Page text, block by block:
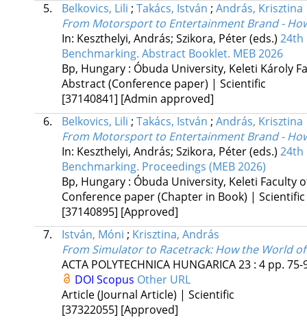
5.
Belkovics, Lili ; Takács, István ; András, Krisztina
From Motorsport to Entertainment Brand -
In: Keszthelyi, András; Szikora, Péter (eds.) 24th
Benchmarking. Abstract Booklet. MEB 2026
Bp, Hungary : Óbuda University, Keleti Károly
Abstract (Conference paper) | Scientific
[37140841] [Admin approved]
6.
Belkovics, Lili ; Takács, István ; András, Krisztina
From Motorsport to Entertainment Brand -
In: Keszthelyi, András; Szikora, Péter (eds.) 24th
Benchmarking. Proceedings (MEB 2026)
Bp, Hungary : Óbuda University, Keleti Faculty
Conference paper (Chapter in Book) | Scientific
[37140895] [Approved]
7.
István, Móni ; Krisztina, András
From Simulator to Racetrack: How the World
ACTA POLYTECHNICA HUNGARICA23: 4 pp. 75-
DOI Scopus Other URL
Article (Journal Article) | Scientific
[37322055] [Approved]